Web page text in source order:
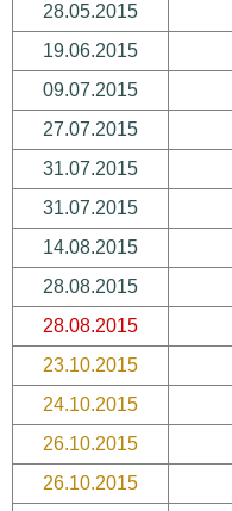
28.05.2015
19.06.2015
09.07.2015
27.07.2015
31.07.2015
31.07.2015
14.08.2015
28.08.2015
28.08.2015
23.10.2015
24.10.2015
26.10.2015
26.10.2015